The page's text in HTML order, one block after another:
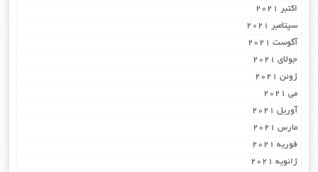
اکتبر 2021
سپتامبر 2021
آگوست 2021
جولای 2021
ژوئن 2021
می 2021
آوریل 2021
مارس 2021
فوریه 2021
ژانویه 2021